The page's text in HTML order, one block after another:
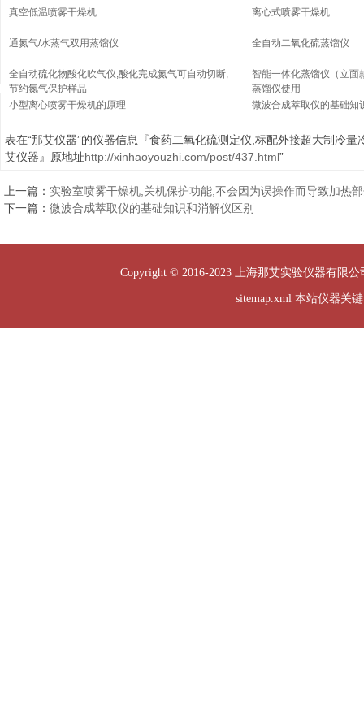
真空低温喷雾干燥机 离心式喷雾干燥机
通氮气/水蒸气双用蒸馏仪 全自动二氧化硫蒸馏仪
全自动硫化物酸化吹气仪,酸化完成氮气可自动切断,
节约氮气保护样品
智能一体化蒸馏仪（立面
蒸馏仪使用
小型离心喷雾干燥机的原理
微波合成萃取仪的基础知
表在“那艾仪器”的仪器信息『食药二氧化硫测定仪,标配外接超大制冷量
艾仪器』原地址http://xinhaoyouzhi.com/post/437.html”
上一篇： 实验室喷雾干燥机,关机保护功能,不会因为误操作而导致加热
下一篇： 微波合成萃取仪的基础知识和消解仪区别
Copyright © 2016-2023 上海那艾实验仪器有限
sitemap.xml 本站仪器关